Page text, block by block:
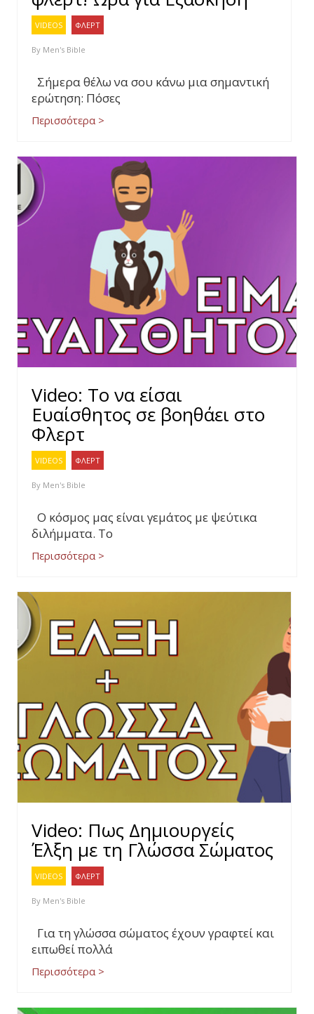
VIDEOS ΦΛΕΡΤ
By Men's Bible
Σήμερα θέλω να σου κάνω μια σημαντική
ερώτηση: Πόσες
Περισσότερα >
Video: Το να είσαι
Ευαίσθητος σε βοηθάει στο
Φλερτ
VIDEOS ΦΛΕΡΤ
By Men's Bible
Ο κόσμος μας είναι γεμάτος με ψεύτικα
διλήμματα. Το
Περισσότερα >
Video: Πως Δημιουργείς
Έλξη με τη Γλώσσα Σώματος
VIDEOS ΦΛΕΡΤ
By Men's Bible
Για τη γλώσσα σώματος έχουν γραφτεί και
ειπωθεί πολλά
Περισσότερα >